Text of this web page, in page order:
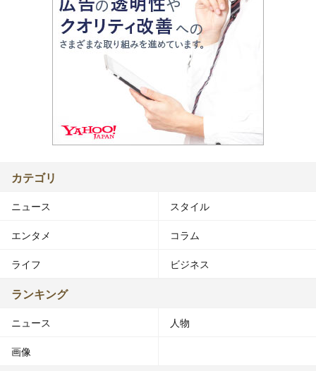
カテゴリ
ニュース スタイル
エンタメ コラム
ライフ ビジネス
ランキング
ニュース 人物
画像